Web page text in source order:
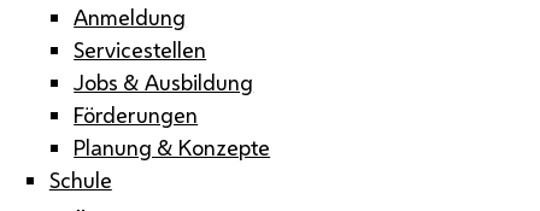
Anmeldung
Servicestellen
Jobs & Ausbildung
Förderungen
Planung & Konzepte
Schule